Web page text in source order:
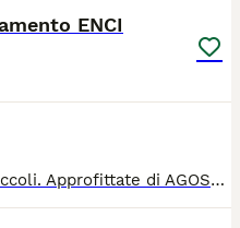
ENCI
A SETTEMBRE nasceranno i piccoli. Approfittate di AGOSTO per venire a trovarci presso il nostro allevamento ENCI sito in Lombardia in provincia di Monza. Per informazioni e appuntamenti contattateci in chat o anche tramite whatsapp. Ci trovate anche sui social come Doragon allevamento Akita